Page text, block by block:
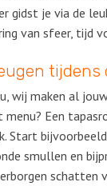
gidst je via de
van sfeer, tijd
wij maken al
menu? Een
Start
smullen en
schatten